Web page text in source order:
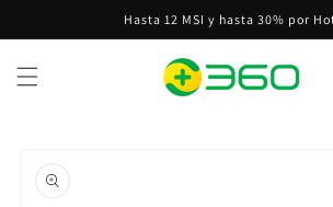
al contenido
Hasta 12 MSI y hasta 30% por
a la
información